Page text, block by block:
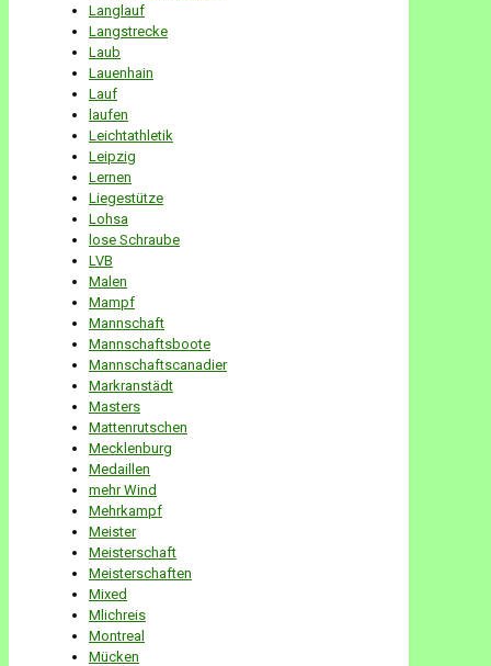
Langlauf
Langstrecke
Laub
Lauenhain
Lauf
laufen
Leichtathletik
Leipzig
Lernen
Liegestütze
Lohsa
lose Schraube
LVB
Malen
Mampf
Mannschaft
Mannschaftsboote
Mannschaftscanadier
Markranstädt
Masters
Mattenrutschen
Mecklenburg
Medaillen
mehr Wind
Mehrkampf
Meister
Meisterschaft
Meisterschaften
Mixed
Mlichreis
Montreal
Mücken